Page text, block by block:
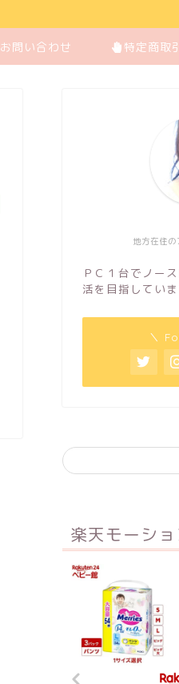
お問い合わせ 特定商取
地方在住
ＰＣ１台でノー
活を目指していま
＼
楽天モーシ